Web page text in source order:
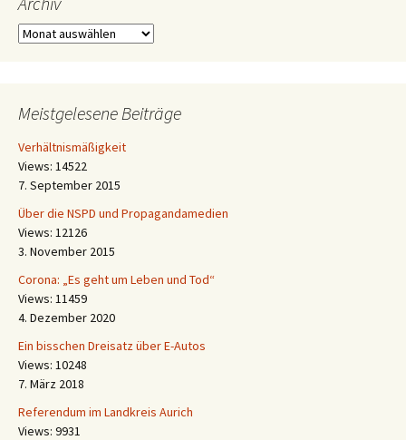
Archiv
Meistgelesene Beiträge
Verhältnismäßigkeit
Views: 14522
7. September 2015
Über die NSPD und Propagandamedien
Views: 12126
3. November 2015
Corona: „Es geht um Leben und Tod“
Views: 11459
4. Dezember 2020
Ein bisschen Dreisatz über E-Autos
Views: 10248
7. März 2018
Referendum im Landkreis Aurich
Views: 9931